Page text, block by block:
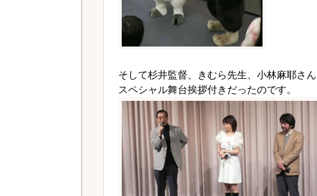
そして杉井監督、きむら先生、小林麻耶さ
スペシャル舞台挨拶付きだったのです。